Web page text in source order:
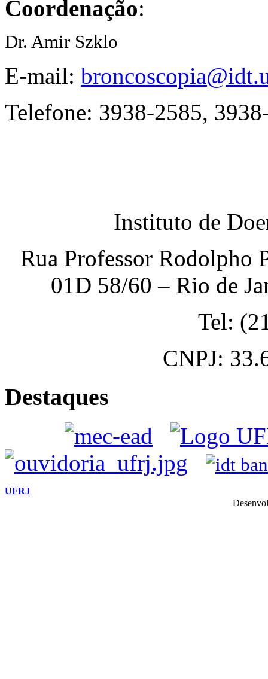
Coordenação:
Dr. Amir Szklo
E-mail:
Telefone: 3938-2585,
Instituto de
Rua Professor Rodolpho
01D 58/60 – Rio de
Tel:
CNPJ:
Destaques
UFRJ